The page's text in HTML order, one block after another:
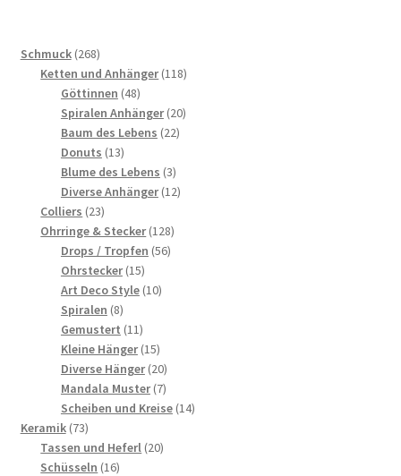
Schmuck 268268
Produkte
Ketten und Anhänger 118118
Göttinnen 4848
Produkte
Spiralen Anhänger 2020
Baum des Lebens 2222
Donuts 1313
Produkte
Blume des Lebens 33
Produkte
Diverse Anhänger 1212
Colliers 2323
Produkte
Ohrringe & Stecker 128128
Drops / Tropfen 5656
Ohrstecker 1515
Produkte
Art Deco Style 1010
Spiralen 88
Produkte
Gemustert 1111
Produkte
Kleine Hänger 1515
Produkte
Diverse Hänger 2020
Produkte
Mandala Muster 77
Produkte
Scheiben und Kreise 1414
Keramik 7373
Produkte
Tassen und Heferl 2020
Schüsseln 1616